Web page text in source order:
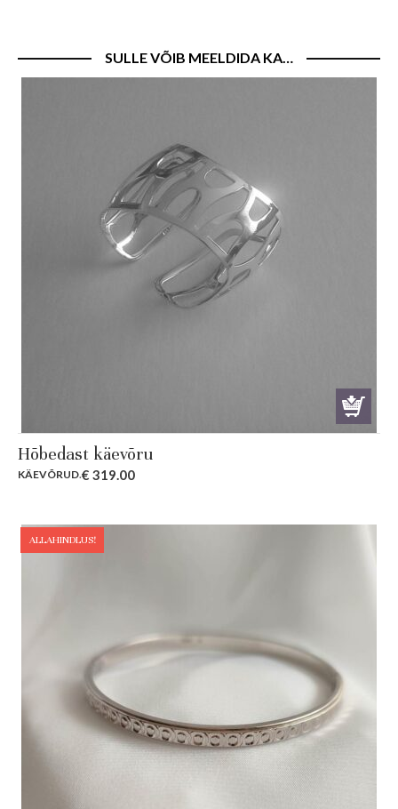
SULLE VÕIB MEELDIDA KA…
Hõbedast käevõru
KÄEVÕRUD.€ 319.00
ALLAHINDLUS!